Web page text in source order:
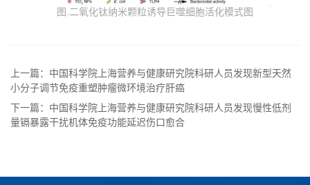
图.二氧化钛纳米颗粒诱导巨噬细胞活化模式图
上一篇：中国科学院上海营养与健康研究院科研人员发现新型天然
小分子调节免疫重塑肿瘤微环境治疗肝癌
下一篇：中国科学院上海营养与健康研究院科研人员发现慢性低剂
量镉暴露干扰机体免疫功能延迟伤口愈合